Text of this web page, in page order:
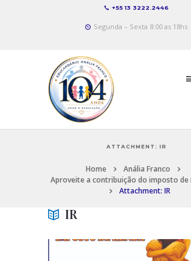
+55 13 3222.2446
Segunda – Sexta 8:00 as 18hs
ATTACHMENT: IR
Home
Anália Franco
Aproveite a contribuição do imposto de
Attachment: IR
IR